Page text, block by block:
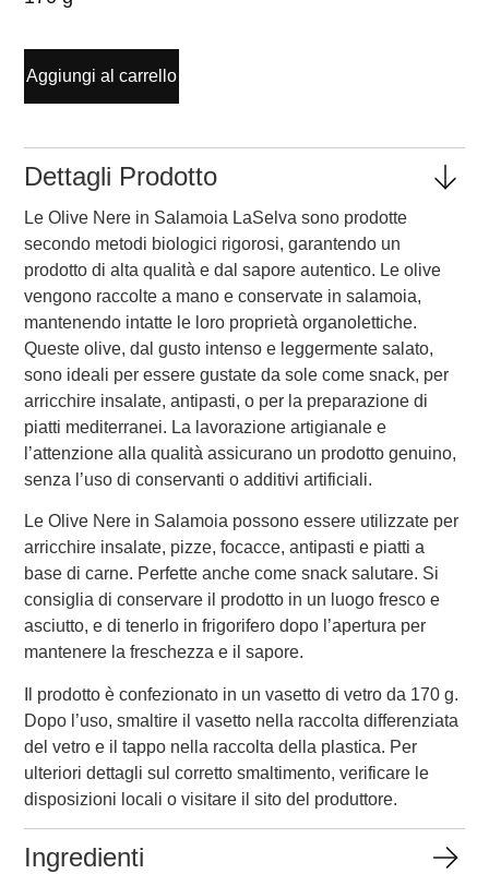
Aggiungi al carrello
Dettagli Prodotto
Le Olive Nere in Salamoia LaSelva sono prodotte
secondo metodi biologici rigorosi, garantendo un
prodotto di alta qualità e dal sapore autentico. Le olive
vengono raccolte a mano e conservate in salamoia,
mantenendo intatte le loro proprietà organolettiche.
Queste olive, dal gusto intenso e leggermente salato,
sono ideali per essere gustate da sole come snack, per
arricchire insalate, antipasti, o per la preparazione di
piatti mediterranei. La lavorazione artigianale e
l’attenzione alla qualità assicurano un prodotto genuino,
senza l’uso di conservanti o additivi artificiali.
Le Olive Nere in Salamoia possono essere utilizzate per
arricchire insalate, pizze, focacce, antipasti e piatti a
base di carne. Perfette anche come snack salutare. Si
consiglia di conservare il prodotto in un luogo fresco e
asciutto, e di tenerlo in frigorifero dopo l’apertura per
mantenere la freschezza e il sapore.
Il prodotto è confezionato in un vasetto di vetro da 170 g.
Dopo l’uso, smaltire il vasetto nella raccolta differenziata
del vetro e il tappo nella raccolta della plastica. Per
ulteriori dettagli sul corretto smaltimento, verificare le
disposizioni locali o visitare il sito del produttore.
Ingredienti